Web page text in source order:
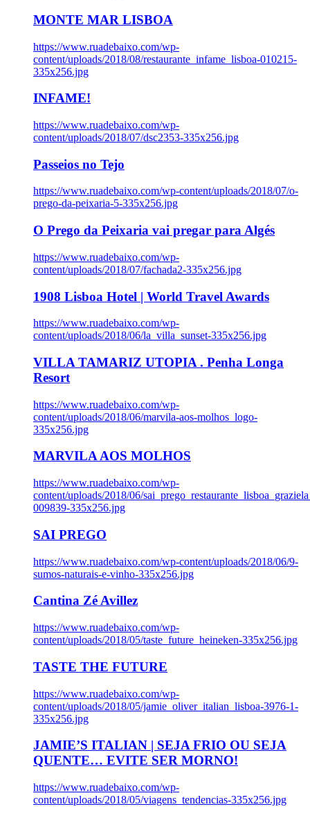
MONTE MAR LISBOA
https://www.ruadebaixo.com/wp-
content/uploads/2018/08/restaurante_infame_lisboa-010215-
335x256.jpg
INFAME!
https://www.ruadebaixo.com/wp-
content/uploads/2018/07/dsc2353-335x256.jpg
Passeios no Tejo
https://www.ruadebaixo.com/wp-content/uploads/2018/07/o-
prego-da-peixaria-5-335x256.jpg
O Prego da Peixaria vai pregar para Algés
https://www.ruadebaixo.com/wp-
content/uploads/2018/07/fachada2-335x256.jpg
1908 Lisboa Hotel | World Travel Awards
https://www.ruadebaixo.com/wp-
content/uploads/2018/06/la_villa_sunset-335x256.jpg
VILLA TAMARIZ UTOPIA . Penha Longa
Resort
https://www.ruadebaixo.com/wp-
content/uploads/2018/06/marvila-aos-molhos_logo-
335x256.jpg
MARVILA AOS MOLHOS
https://www.ruadebaixo.com/wp-
content/uploads/2018/06/
009839-335x256.jpg
SAI PREGO
https://www.ruadebaixo.com/wp-content/uploads/2018/06/9-
sumos-naturais-e-vinho-335x256.jpg
Cantina Zé Avillez
https://www.ruadebaixo.com/wp-
content/uploads/2018/05/taste_future_heineken-335x256.jpg
TASTE THE FUTURE
https://www.ruadebaixo.com/wp-
content/uploads/2018/05/jamie_oliver_italian_lisboa-3976-1-
335x256.jpg
JAMIE’S ITALIAN | SEJA FRIO OU SEJA
QUENTE… EVITE SER MORNO!
https://www.ruadebaixo.com/wp-
content/uploads/2018/05/viagens_tendencias-335x256.jpg